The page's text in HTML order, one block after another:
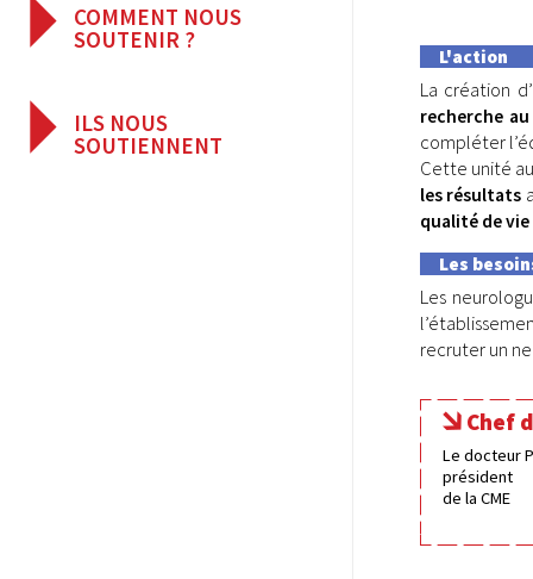
COMMENT NOUS
SOUTENIR ?
Les avantages fiscaux
ILS NOUS
SOUTIENNENT
L'action
La création
recherche
compléter
Cette unité
les résultats
qualité de
Les
Les
recruter un
Chef
Le docteur
président
de la CME